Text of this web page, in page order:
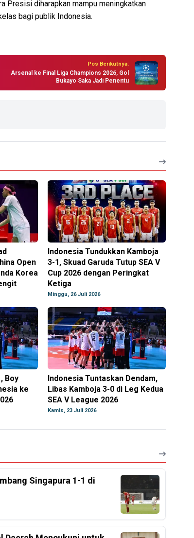
Presisi diharapkan mampu meningkatkan
bagi publik Indonesia.
Pos Berikutnya:
Arsenal ke Final Liga Champions 2026, Gol
Bukayo Saka Jadi Penentu
Open
Korea
Indonesia Tundukkan Kamboja
3-1, Skuad Garuda Tutup SEA V
Cup 2026 dengan Peringkat
Ketiga
Minggu, 26 Juli 2026
Boy
ke
Indonesia Tuntaskan Dendam,
Libas Kamboja 3-0 di Leg Kedua
SEA V League 2026
Kamis, 23 Juli 2026
Singapura 1-1 di